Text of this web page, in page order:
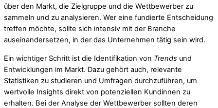
über den Markt, die Zielgruppe und die Wettbewerber zu
sammeln und zu analysieren. Wer eine fundierte Entscheidung
treffen möchte, sollte sich intensiv mit der Branche
auseinandersetzen, in der das Unternehmen tätig sein wird.
Ein wichtiger Schritt ist die Identifikation von Trends und
Entwicklungen im Markt. Dazu gehört auch, relevante
Statistiken zu studieren und Umfragen durchzuführen, um
wertvolle Insights direkt von potenziellen Kundinnen zu
erhalten. Bei der Analyse der Wettbewerber sollten deren